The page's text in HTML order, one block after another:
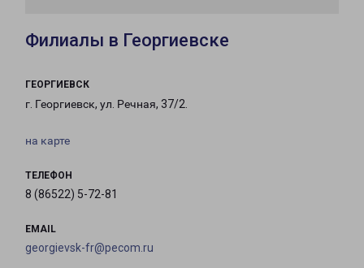
Филиалы в Георгиевске
ГЕОРГИЕВСК
г. Георгиевск, ул. Речная, 37/2.
на карте
ТЕЛЕФОН
8 (86522) 5-72-81
EMAIL
georgievsk-fr@pecom.ru